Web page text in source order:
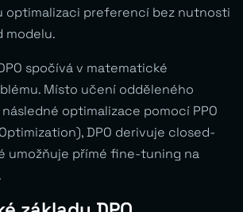
optimalizaci preferencí bez nutnosti
modelu.
spočívá v matematické
Místo učení odděleného
optimalizace pomocí PPO
DPO derivuje closed-
umožňuje přímé fine-tuning na